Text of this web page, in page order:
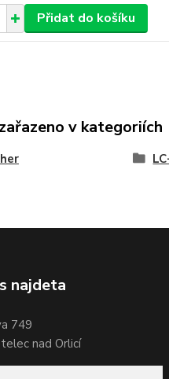
Přidat do košíku
v kategoriích
najdeta
749
nad Orlicí